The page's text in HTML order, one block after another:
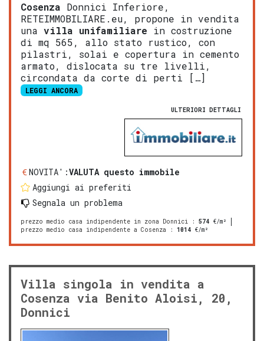
Cosenza Donnici Inferiore,
RETEIMMOBILIARE.eu, propone in vendita
una villa unifamiliare in costruzione
di mq 565, allo stato rustico, con
pilastri, solai e copertura in cemento
armato, dislocata su tre livelli,
circondata da corte di perti […]
LEGGI ANCORA
ULTERIORI DETTAGLI
NOVITA':VALUTA questo immobile
Aggiungi ai preferiti
Segnala un problema
prezzo medio casa indipendente in zona Donnici : 574 €/m²
prezzo medio casa indipendente a Cosenza : 1014 €/m²
Villa singola in vendita a
Cosenza via Benito Aloisi, 20,
Donnici